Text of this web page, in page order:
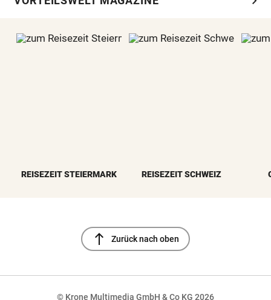
REISEZEIT STEIERMARK REISEZEIT SCHWEIZ
north Zurück nach oben
© Krone Multimedia GmbH & Co KG 2026